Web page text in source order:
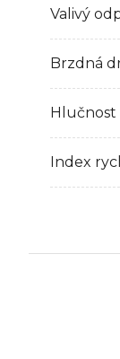
Valivý
Brzdná
Hlučnost
Index